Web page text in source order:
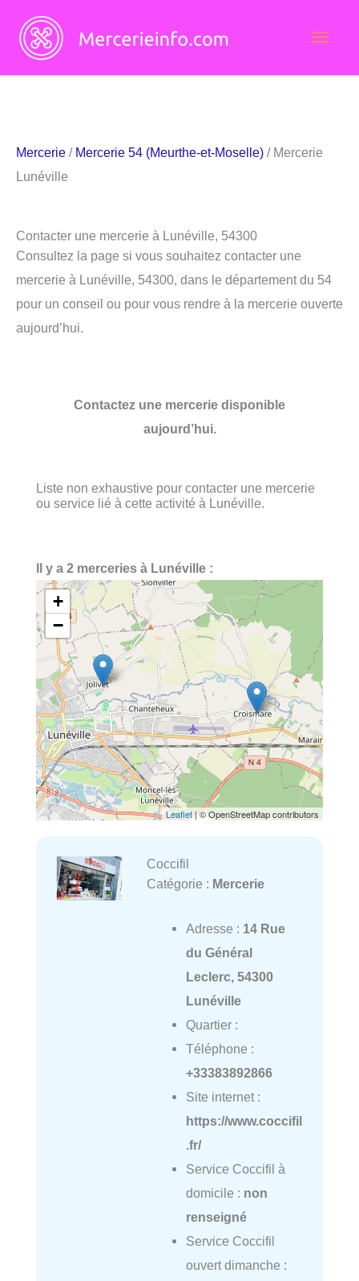
contenu
Mercerie / Mercerie 54 (Meurthe-et-Moselle) / Mercerie
Lunéville
Contacter une mercerie à Lunéville, 54300
Consultez la page si vous souhaitez contacter une
mercerie à Lunéville, 54300, dans le département du 54
pour un conseil ou pour vous rendre à la mercerie ouverte
aujourd’hui.
Contactez une mercerie disponible
aujourd’hui.
Liste non exhaustive pour contacter une mercerie
ou service lié à cette activité à Lunéville.
Il y a 2 merceries à Lunéville :
+
−
Leaflet| © OpenStreetMap contributors
Coccifil
Catégorie : Mercerie
Adresse : 14 Rue
du Général
Leclerc, 54300
Lunéville
Quartier :
Téléphone :
+33383892866
Site internet :
https://www.coccifil
.fr/
Service Coccifil à
domicile : non
renseigné
Service Coccifil
ouvert dimanche :